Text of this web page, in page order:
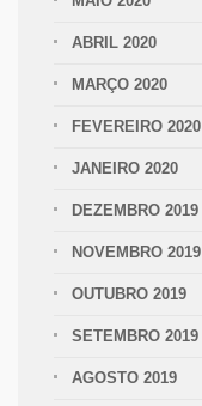
ABRIL 2020
MARÇO 2020
FEVEREIRO 2020
JANEIRO 2020
DEZEMBRO 2019
NOVEMBRO 2019
OUTUBRO 2019
SETEMBRO 2019
AGOSTO 2019